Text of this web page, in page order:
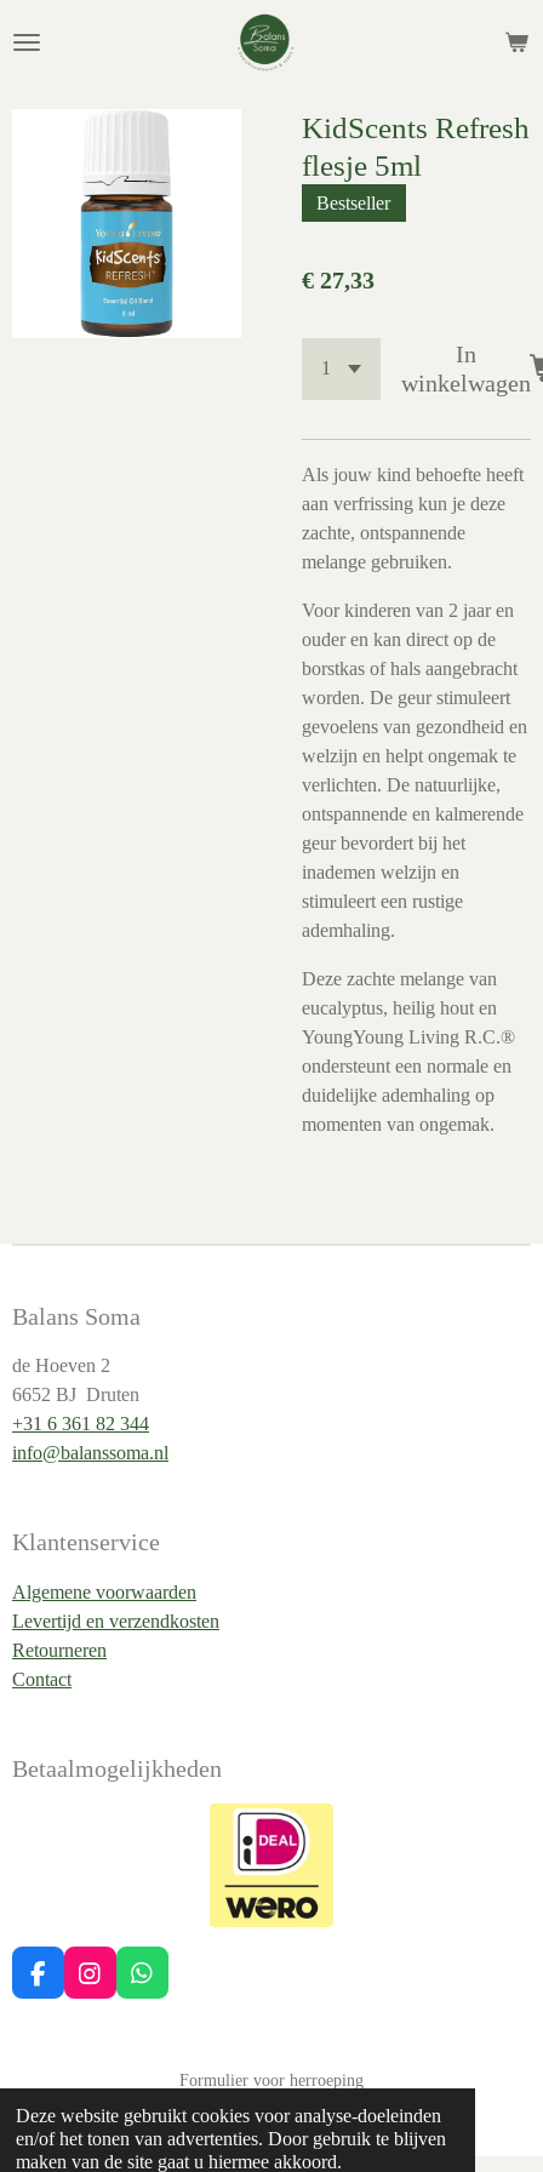
Deze website gebruikt cookies voor analyse-doeleinden
en/of het tonen van advertenties. Door gebruik te blijven
maken van de site gaat u hiermee akkoord.
direct
KidScents Refresh
flesje 5ml
Bestseller
€ 27,33
In
winkelwagen
Als jouw kind behoefte heeft
aan verfrissing kun je deze
zachte, ontspannende
melange gebruiken.
Voor kinderen van 2 jaar en
ouder en kan direct op de
borstkas of hals aangebracht
worden. De geur stimuleert
gevoelens van gezondheid en
welzijn en helpt ongemak te
verlichten. De natuurlijke,
ontspannende en kalmerende
geur bevordert bij het
inademen welzijn en
stimuleert een rustige
ademhaling.
Deze zachte melange van
eucalyptus, heilig hout en
YoungYoung Living R.C.®
ondersteunt een normale en
duidelijke ademhaling op
momenten van ongemak.
Balans Soma
de Hoeven 2
6652 BJ Druten
+31 6 361 82 344
info@balanssoma.nl
Klantenservice
Algemene voorwaarden
Levertijd en verzendkosten
Retourneren
Contact
Betaalmogelijkheden
F
a
o
k
I
n
r
a
m
W
h
p
p
Formulier voor herroeping
© 2022 - 2026 Balans Soma Druten